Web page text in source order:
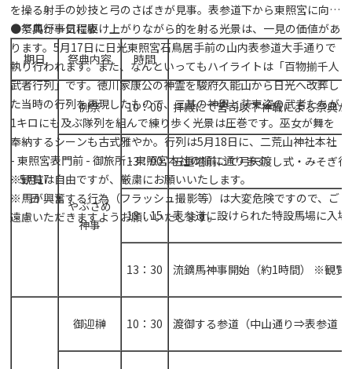
を操る射手の妙技と弓のさばきが見事。表参道下から東照宮に向か
って馬が一気に駆け上がりながら的を射る光景は、一見の価値があ
ります。5月17日に日光東照宮石鳥居手前の山内表参道大手通りで
執り行われます。また、なんといってもハイライトは「百物揃千人
武者行列」です。徳川家康公の神霊を駿府久能山から日光へ改葬し
た当時の行列を再現したもので、三基の神輿と装束姿の武者たちが
1キロにも及ぶ隊列を組んで練り歩く光景は圧巻です。巫女が舞を
奉納するシーンも古式雅やか。行列は5月18日に、二荒山神社本社
- 東照宮表門前 - 御旅所 - 東照宮本社の順に通ります。
※観覧は自由ですが、厳粛にお願いいたします。
※馬が興奮する行為（フラッシュ撮影等）は大変危険ですので、ご
遠慮いただきますようお願いいたします。
●祭典行事日程表
期日
祭典内容 時間
5月17
日
例祭 10：00 拝殿にて宮司以下神職による祭典
やぶさめ
神事
13：00 五重塔前にて弓矢渡し式・みそぎ
13：15 表参道に設けられた特設馬場に入場
13：30 流鏑馬神事開始（約1時間） ※観覧
御迎榊 10：30 渡御する参道（中山通り⇒表参道